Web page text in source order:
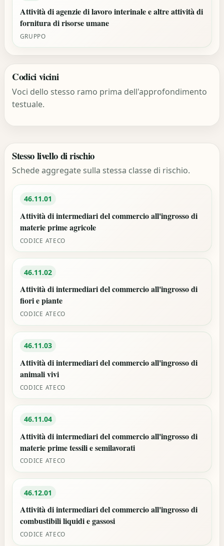
Attività di agenzie di lavoro interinale e altre attività di
fornitura di risorse umane
GRUPPO
Codici vicini
Voci dello stesso ramo prima dell'approfondimento
testuale.
Stesso livello di rischio
Schede aggregate sulla stessa classe di rischio.
46.11.01
Attività di intermediari del commercio all'ingrosso di
materie prime agricole
CODICE ATECO
46.11.02
Attività di intermediari del commercio all'ingrosso di
fiori e piante
CODICE ATECO
46.11.03
Attività di intermediari del commercio all'ingrosso di
animali vivi
CODICE ATECO
46.11.04
Attività di intermediari del commercio all'ingrosso di
materie prime tessili e semilavorati
CODICE ATECO
46.12.01
Attività di intermediari del commercio all'ingrosso di
combustibili liquidi e gassosi
CODICE ATECO